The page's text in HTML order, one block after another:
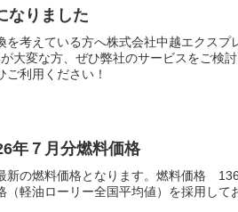
なりました
を考えている方へ株式会社中越エクス
大変な方、ぜひ弊社のサービスをご検
利用ください！
年７月分燃料価格
新の燃料価格となります。燃料価格
（軽油ローリー全国平均値）を採用し